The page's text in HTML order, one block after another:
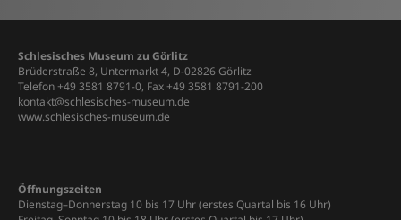
Schlesisches Museum zu Görlitz
Brüderstraße 8, Untermarkt 4, D-02826 Görlitz
Telefon +49 3581 8791-0, Fax +49 3581 8791-200
kontakt@schlesisches-museum.de
www.schlesisches-museum.de
Öffnungszeiten
Dienstag–Donnerstag 10 bis 17 Uhr (erstes Quartal bis 16 Uhr)